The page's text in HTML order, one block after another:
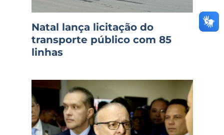
Natal lança licitação do
transporte público com 85
linhas